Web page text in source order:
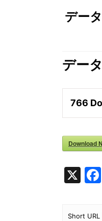
デー
デー
766
Download
X
Short URL